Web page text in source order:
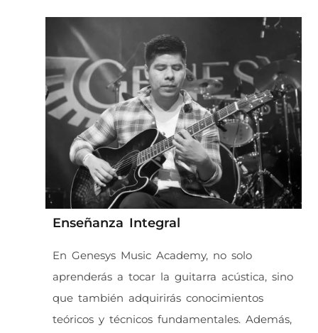
Enseñanza Integral
En Genesys Music Academy, no solo
aprenderás a tocar la guitarra acústica, sino
que también adquirirás conocimientos
teóricos y técnicos fundamentales. Además,